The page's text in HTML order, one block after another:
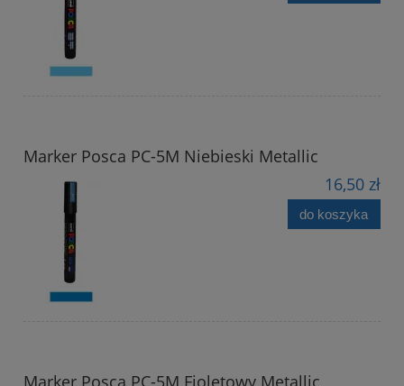
Marker Posca PC-5M Niebieski Metallic
16,50 zł
do koszyka
Marker Posca PC-5M Fioletowy Metallic